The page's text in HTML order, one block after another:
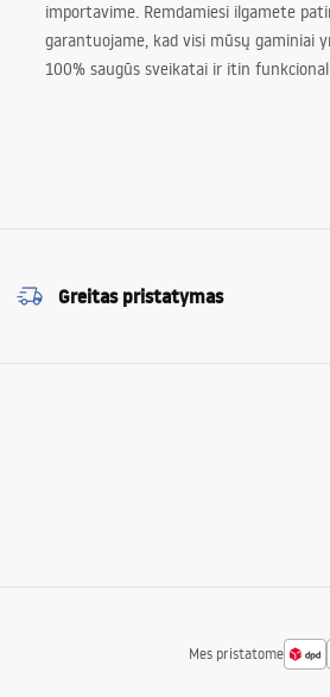
importavime. Remdamiesi ilgamete
garantuojame, kad visi mūsų gaminiai
100% saugūs sveikatai ir itin
Greitas pristatymas
Mes pristatome